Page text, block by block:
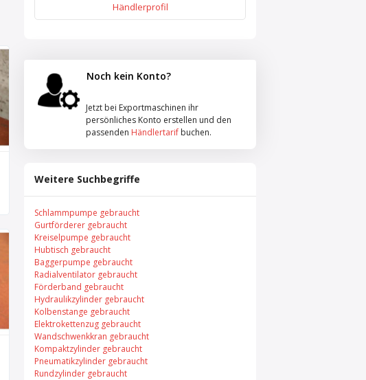
Händlerprofil
Noch kein Konto?
Jetzt bei Exportmaschinen ihr
persönliches Konto erstellen und den
passenden Händlertarif buchen.
Weitere Suchbegriffe
Schlammpumpe gebraucht
Gurtförderer gebraucht
Kreiselpumpe gebraucht
Hubtisch gebraucht
Baggerpumpe gebraucht
Radialventilator gebraucht
Förderband gebraucht
Hydraulikzylinder gebraucht
Kolbenstange gebraucht
Elektrokettenzug gebraucht
Wandschwenkkran gebraucht
Kompaktzylinder gebraucht
Pneumatikzylinder gebraucht
Rundzylinder gebraucht